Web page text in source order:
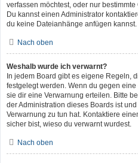
verfassen möchtest, oder nur
Du kannst einen Administrator
du keine Dateianhänge anfügen kannst.
Nach oben
Weshalb wurde ich verwarnt?
In jedem Board gibt es eigene Regeln,
festgelegt werden. Wenn du gegen
sie dir eine Verwarnung erteilen. Bitte
der Administration dieses Boards ist
Verwarnung zu tun hat. Kontaktiere
sicher bist, wieso du verwarnt wurdest.
Nach oben